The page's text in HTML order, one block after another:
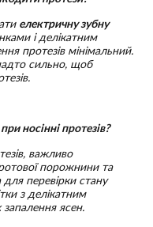
електричну зубну
і делікатним
протезів мінімальний.
сильно, щоб
носінні протезів?
важливо
порожнини та
для перевірки стану
з делікатним
ясен.